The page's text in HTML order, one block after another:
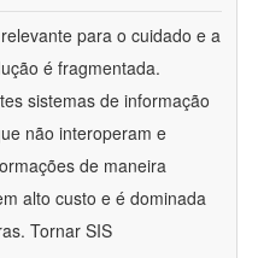
para o cuidado e a
é fragmentada.
sistemas de informação
não interoperam e
de maneira
alto custo e é dominada
Tornar SIS